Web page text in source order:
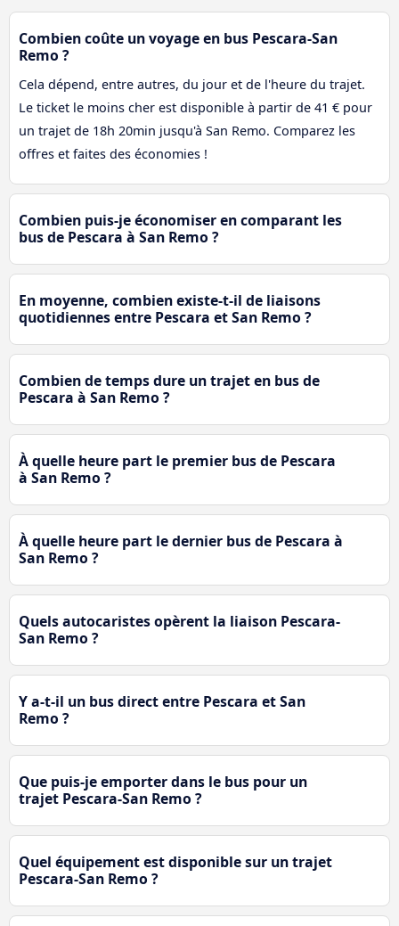
Combien coûte un voyage en bus Pescara-San
Remo ?
Cela dépend, entre autres, du jour et de l'heure du trajet.
Le ticket le moins cher est disponible à partir de 41 € pour
un trajet de 18h 20min jusqu'à San Remo. Comparez les
offres et faites des économies !
Combien puis-je économiser en comparant les
bus de Pescara à San Remo ?
En moyenne, combien existe-t-il de liaisons
quotidiennes entre Pescara et San Remo ?
Combien de temps dure un trajet en bus de
Pescara à San Remo ?
À quelle heure part le premier bus de Pescara
à San Remo ?
À quelle heure part le dernier bus de Pescara à
San Remo ?
Quels autocaristes opèrent la liaison Pescara-
San Remo ?
Y a-t-il un bus direct entre Pescara et San
Remo ?
Que puis-je emporter dans le bus pour un
trajet Pescara-San Remo ?
Quel équipement est disponible sur un trajet
Pescara-San Remo ?